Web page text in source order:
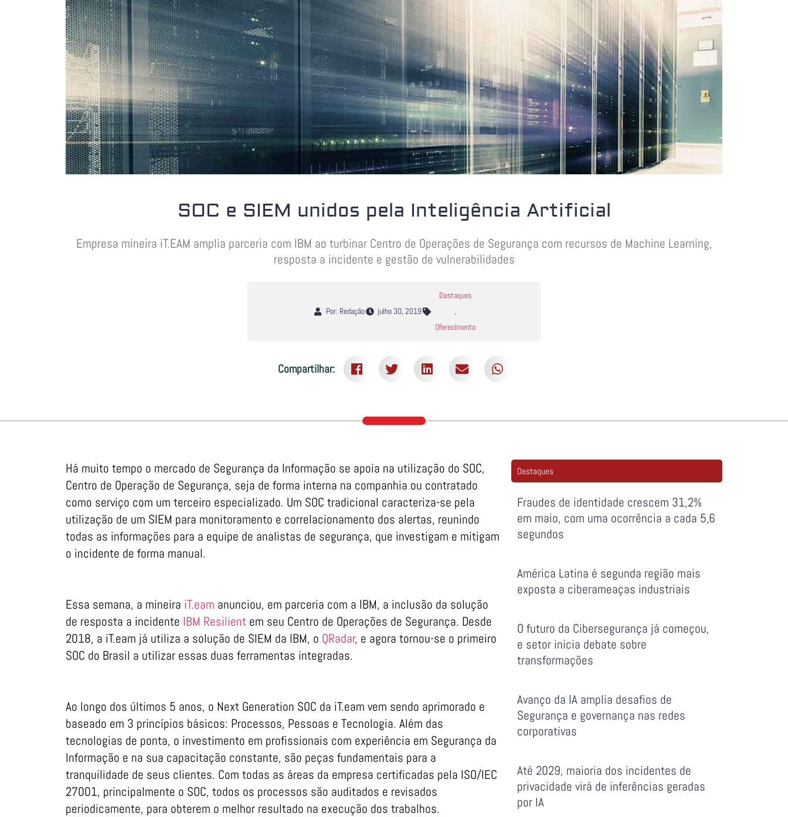
SOC e SIEM unidos pela Inteligência Artificial
Empresa mineira iT.EAM amplia parceria com IBM ao turbinar Centro de Operações de Segurança com recursos de Machine Learning,
resposta a incidente e gestão de vulnerabilidades
Por: Redação julho 30, 2019
Destaques
,
Oferecimento
Compartilhar:
Há muito tempo o mercado de Segurança da Informação se apoia na utilização do SOC,
Centro de Operação de Segurança, seja de forma interna na companhia ou contratado
como serviço com um terceiro especializado. Um SOC tradicional caracteriza-se pela
utilização de um SIEM para monitoramento e correlacionamento dos alertas, reunindo
todas as informações para a equipe de analistas de segurança, que investigam e mitigam
o incidente de forma manual.
Essa semana, a mineira iT.eam anunciou, em parceria com a IBM, a inclusão da solução
de resposta a incidente IBM Resilient em seu Centro de Operações de Segurança. Desde
2018, a iT.eam já utiliza a solução de SIEM da IBM, o QRadar, e agora tornou-se o primeiro
SOC do Brasil a utilizar essas duas ferramentas integradas.
Ao longo dos últimos 5 anos, o Next Generation SOC da iT.eam vem sendo aprimorado e
baseado em 3 princípios básicos: Processos, Pessoas e Tecnologia. Além das
tecnologias de ponta, o investimento em profissionais com experiência em Segurança da
Informação e na sua capacitação constante, são peças fundamentais para a
tranquilidade de seus clientes. Com todas as áreas da empresa certificadas pela ISO/IEC
27001, principalmente o SOC, todos os processos são auditados e revisados
periodicamente, para obterem o melhor resultado na execução dos trabalhos.
Destaques
Fraudes de identidade crescem 31,2%
em maio, com uma ocorrência a cada 5,6
segundos
América Latina é segunda região mais
exposta a ciberameaças industriais
O futuro da Cibersegurança já começou,
e setor inicia debate sobre
transformações
Avanço da IA amplia desafios de
Segurança e governança nas redes
corporativas
Até 2029, maioria dos incidentes de
privacidade virá de inferências geradas
por IA